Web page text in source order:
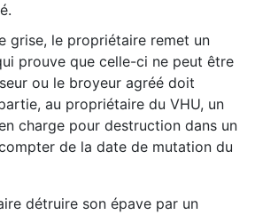
grise, le propriétaire remet un
prouve que celle-ci ne peut être
ou le broyeur agréé doit
au propriétaire du VHU, un
charge pour destruction dans un
de la date de mutation du
détruire son épave par un